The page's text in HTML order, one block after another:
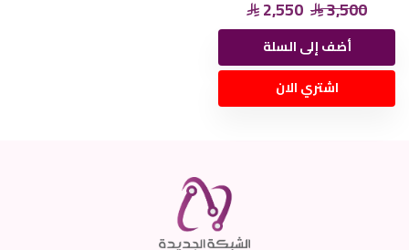
2,550 3,500
أضف إلى السلة
اشتري الان